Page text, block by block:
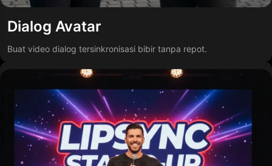
Dialog Avatar
Buat video dialog tersinkronisasi bibir tanpa repot.